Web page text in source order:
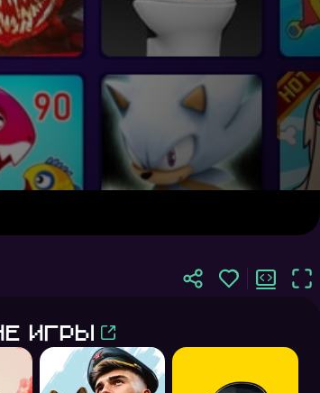
игры